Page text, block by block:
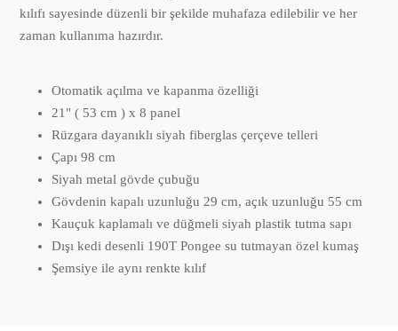
kılıfı sayesinde düzenli bir şekilde muhafaza edilebilir ve her
zaman kullanıma hazırdır.
Otomatik açılma ve kapanma özelliği
21" ( 53 cm ) x 8 panel
Rüzgara dayanıklı siyah fiberglas çerçeve telleri
Çapı 98 cm
Siyah metal gövde çubuğu
Gövdenin kapalı uzunluğu 29 cm, açık uzunluğu 55 cm
Kauçuk kaplamalı ve düğmeli siyah plastik tutma sapı
Dışı kedi desenli 190T Pongee su tutmayan özel kumaş
Şemsiye ile aynı renkte kılıf